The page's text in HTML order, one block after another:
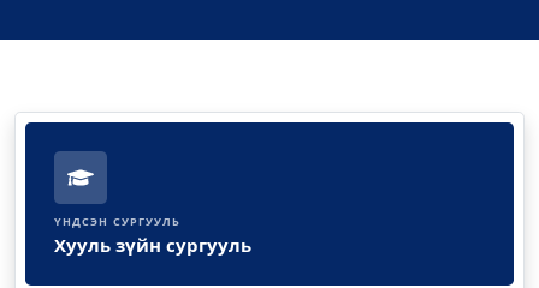
ҮНДСЭН СУРГУУЛЬ
Хууль зүйн сургууль